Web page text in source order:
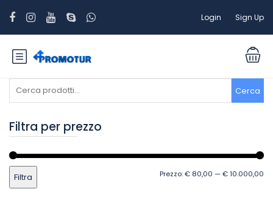
Login Sign Up
Cerca
Filtra per prezzo
Filtra Prezzo:€ 80,00 —€ 10.000,00